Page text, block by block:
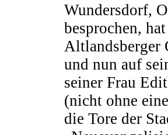
Wundersdorf,
besprochen,
Altlandsberger
und nun auf
seiner Frau
(nicht ohne
die Tore der